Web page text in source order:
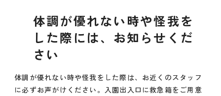
体調が優れない時や怪我を
した際には、お知らせくだ
さい
体調が優れない時や怪我をした際は、お近くのスタッフ
に必ずお声がけください。入園出入口に救急箱をご用意